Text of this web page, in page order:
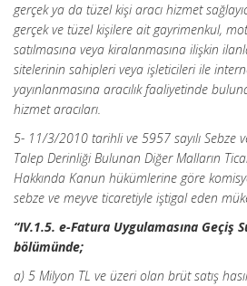
gerçek ya da tüzel kişi aracı hizmet
gerçek ve tüzel kişilere ait gayrimenkul,
satılmasına veya kiralanmasına ilişkin
sitelerinin sahipleri veya işleticileri ile
yayınlanmasına aracılık faaliyetinde
hizmet aracıları.
5- 11/3/2010 tarihli ve 5957 sayılı Sebze
Talep Derinliği Bulunan Diğer Malların
Hakkında Kanun hükümlerine göre
sebze ve meyve ticaretiyle iştigal eden
“IV.1.5. e-Fatura Uygulamasına Geçiş
bölümünde;
a) 5 Milyon TL ve üzeri olan brüt satış